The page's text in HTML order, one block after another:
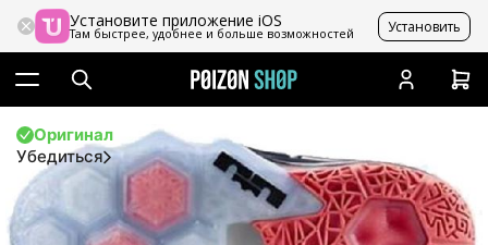
Установите приложение iOS
Там быстрее, удобнее и больше возможностей Установить
Оригинал
Убедиться